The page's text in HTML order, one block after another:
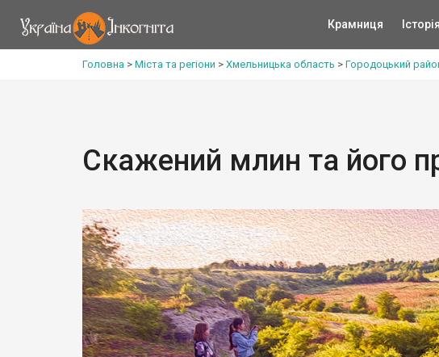
Крамниця
Головна > Міста та регіони > Хмельницька область > Городоцький
Скажений млин та його